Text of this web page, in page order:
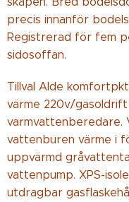
precis innanför
Registrerad för fem
sidosoffan.
Tillval Alde
värme 220v/
varmvattenberedare.
vattenburen värme i
uppvärmd
vattenpump. XPS-
utdragbar